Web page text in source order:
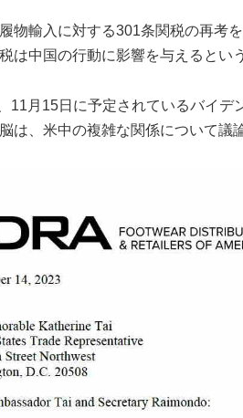
物輸入に対する301条関税の再考
は中国の行動に影響を与えるとい
11月15日に予定されているバイ
は、米中の複雑な関係について議